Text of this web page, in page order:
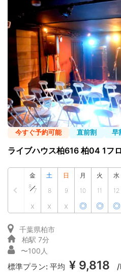
今すぐ予約可能 直前割 早
ライブハウス柏616 柏04 1フ
金
8
7
x
土
8
x
日
9
x
月
10
◎
火
11
◎
水
12
◎
千葉県柏市
柏駅 7分
〜100人
標準プラン: 平均 ¥ 9,818 /